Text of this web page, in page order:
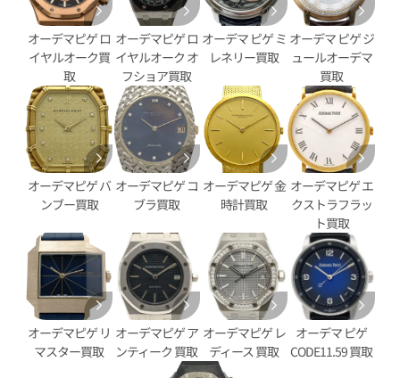
ロイヤルオーク オフショア
26420CE.OO.A043VE.01
オーデマ ピゲ ロイヤルオー
クロノグラフ
参考買取価格
6,747,000
※2026年5月9日時点の参考買
オーデマピゲ ロ
イヤルオーク買
取
オーデマピゲ ロ
イヤルオーク オ
フショア買取
オーデマ ピゲ ミ
レネリー買取
オーデマ ピゲ ジ
ュールオーデマ
買取
オーデマピゲ バ
ンブー買取
オーデマピゲ コ
ブラ買取
オーデマピゲ 金
時計買取
オーデマピゲ エ
クストラフラッ
ト買取
オーデマピゲ リ
マスター買取
オーデマピゲ ア
ンティーク 買取
オーデマピゲ レ
ディース 買取
オーデマ ピゲ
CODE11.59 買取